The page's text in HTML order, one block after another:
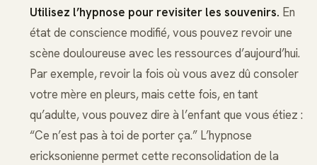
Utilisez l’hypnose pour revisiter les souvenirs. En
état de conscience modifié, vous pouvez revoir une
scène douloureuse avec les ressources d’aujourd’hui.
Par exemple, revoir la fois où vous avez dû consoler
votre mère en pleurs, mais cette fois, en tant
qu’adulte, vous pouvez dire à l’enfant que vous étiez :
“Ce n’est pas à toi de porter ça.” L’hypnose
ericksonienne permet cette reconsolidation de la